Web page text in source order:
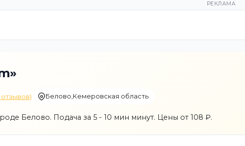
РЕКЛАМА
Белово,Кемеровская область
Белово. Подача за 5 - 10 мин минут. Цены от 108 ₽.